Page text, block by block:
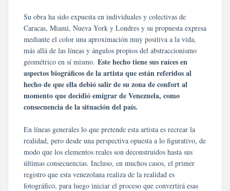
Su obra ha sido expuesta en individuales y colectivas de
Caracas, Miami, Nueva York y Londres y su propuesta expresa
mediante el color una aproximación muy positiva a la vida,
más allá de las líneas y ángulos propios del abstraccionismo
geométrico en sí mismo. Este hecho tiene sus raíces en
aspectos biográficos de la artista que están referidos al
hecho de que ella debió salir de su zona de confort al
momento que decidió emigrar de Venezuela, como
consecuencia de la situación del país.
En líneas generales lo que pretende esta artista es recrear la
realidad, pero desde una perspectiva opuesta a lo figurativo, de
modo que los elementos reales son deconstruidos hasta sus
últimas consecuencias. Incluso, en muchos casos, el primer
registro que esta venezolana realiza de la realidad es
fotográfico, para luego iniciar el proceso que convertirá esas